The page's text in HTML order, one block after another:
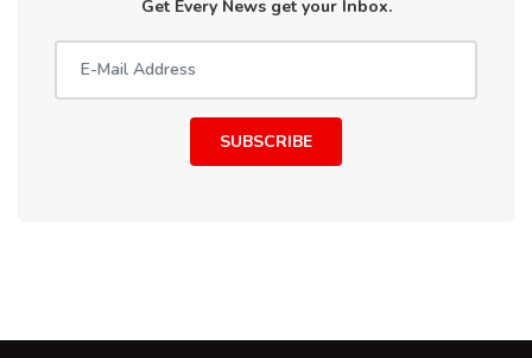
Get Every News get your Inbox.
SUBSCRIBE